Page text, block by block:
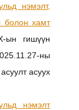
нэмэлт,
болон хамт
гишүүн
ны
, асуулт асуух
нэмэлт